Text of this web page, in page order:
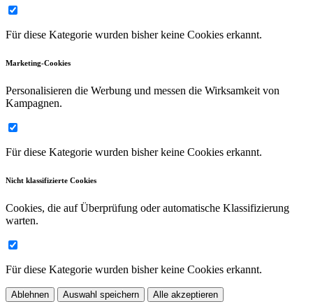
Für diese Kategorie wurden bisher keine Cookies erkannt.
Marketing-Cookies
Personalisieren die Werbung und messen die Wirksamkeit von
Kampagnen.
Für diese Kategorie wurden bisher keine Cookies erkannt.
Nicht klassifizierte Cookies
Cookies, die auf Überprüfung oder automatische Klassifizierung
warten.
Für diese Kategorie wurden bisher keine Cookies erkannt.
Ablehnen Auswahl speichern Alle akzeptieren